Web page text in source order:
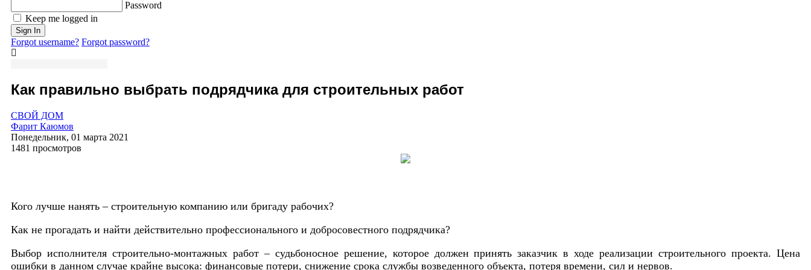
Password
Keep me logged in
Sign In
Forgot username? Forgot password?
Как правильно выбрать подрядчика для строительных работ
СВОЙ ДОМ
Фарит Каюмов
Понедельник, 01 марта 2021
1481 просмотров
Кого лучше нанять – строительную компанию или бригаду рабочих?
Как не прогадать и найти действительно профессионального и добросовестного подрядчика?
Выбор исполнителя строительно-монтажных работ – судьбоносное решение, которое должен принять заказчик в ходе реализации строительного проекта. Цена
ошибки в данном случае крайне высока: финансовые потери, снижение срока службы возведенного объекта, потеря времени, сил и нервов.